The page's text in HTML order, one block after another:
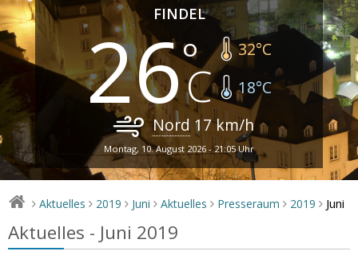
FINDEL
26 32°C
18°C
Nord 17km/h
Montag, 10. August 2026 - 21:05 Uhr
> Aktuelles > 2019 > Juni > Aktuelles > Presseraum > 2019 > Juni
Aktuelles - Juni 2019